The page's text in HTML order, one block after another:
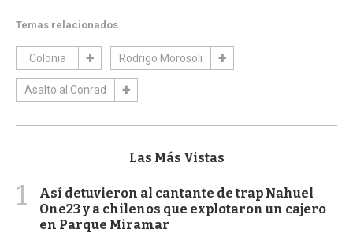
Temas relacionados
Colonia Rodrigo Morosoli
Asalto al Conrad
Las Más Vistas
1
Así detuvieron al cantante de trap Nahuel
One23 y a chilenos que explotaron un cajero
en Parque Miramar